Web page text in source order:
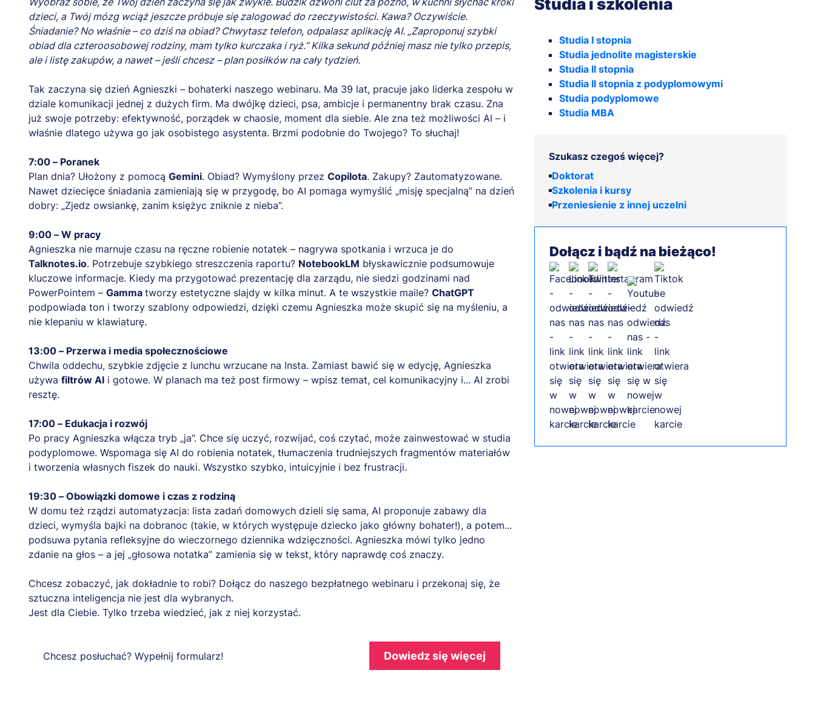
dzieci, a Twój mózg wciąż jeszcze próbuje się zalogować do rzeczywistości. Kawa? Oczywiście.
Śniadanie? No właśnie – co dziś na obiad? Chwytasz telefon, odpalasz aplikację AI. „Zaproponuj szybki
obiad dla czteroosobowej rodziny, mam tylko kurczaka i ryż.” Kilka sekund później masz nie tylko przepis,
ale i listę zakupów, a nawet – jeśli chcesz – plan posiłków na cały tydzień.
Tak zaczyna się dzień Agnieszki – bohaterki naszego webinaru. Ma 39 lat, pracuje jako liderka zespołu w
dziale komunikacji jednej z dużych firm. Ma dwójkę dzieci, psa, ambicje i permanentny brak czasu. Zna
już swoje potrzeby: efektywność, porządek w chaosie, moment dla siebie. Ale zna też możliwości AI – i
właśnie dlatego używa go jak osobistego asystenta. Brzmi podobnie do Twojego? To słuchaj!
7:00 – Poranek
Plan dnia? Ułożony z pomocą Gemini. Obiad? Wymyślony przez Copilota. Zakupy? Zautomatyzowane.
Nawet dziecięce śniadania zamieniają się w przygodę, bo AI pomaga wymyślić „misję specjalną” na dzień
dobry: „Zjedz owsiankę, zanim księżyc zniknie z nieba”.
9:00 – W pracy
Agnieszka nie marnuje czasu na ręczne robienie notatek – nagrywa spotkania i wrzuca je do
Talknotes.io. Potrzebuje szybkiego streszczenia raportu? NotebookLM błyskawicznie podsumowuje
kluczowe informacje. Kiedy ma przygotować prezentację dla zarządu, nie siedzi godzinami nad
PowerPointem – Gamma tworzy estetyczne slajdy w kilka minut. A te wszystkie maile? ChatGPT
podpowiada ton i tworzy szablony odpowiedzi, dzięki czemu Agnieszka może skupić się na myśleniu, a
nie klepaniu w klawiaturę.
13:00 – Przerwa i media społecznościowe
Chwila oddechu, szybkie zdjęcie z lunchu wrzucane na Insta. Zamiast bawić się w edycję, Agnieszka
używa filtrów AI i gotowe. W planach ma też post firmowy – wpisz temat, cel komunikacyjny i... AI zrobi
resztę.
17:00 – Edukacja i rozwój
Po pracy Agnieszka włącza tryb „ja”. Chce się uczyć, rozwijać, coś czytać, może zainwestować w studia
podyplomowe. Wspomaga się AI do robienia notatek, tłumaczenia trudniejszych fragmentów materiałów
i tworzenia własnych fiszek do nauki. Wszystko szybko, intuicyjnie i bez frustracji.
19:30 – Obowiązki domowe i czas z rodziną
W domu też rządzi automatyzacja: lista zadań domowych dzieli się sama, AI proponuje zabawy dla
dzieci, wymyśla bajki na dobranoc (takie, w których występuje dziecko jako główny bohater!), a potem...
podsuwa pytania refleksyjne do wieczornego dziennika wdzięczności. Agnieszka mówi tylko jedno
zdanie na głos – a jej „głosowa notatka” zamienia się w tekst, który naprawdę coś znaczy.
Chcesz zobaczyć, jak dokładnie to robi? Dołącz do naszego bezpłatnego webinaru i przekonaj się, że
sztuczna inteligencja nie jest dla wybranych.
Jest dla Ciebie. Tylko trzeba wiedzieć, jak z niej korzystać.
Chcesz posłuchać? Wypełnij formularz! Dowiedz się więcej
Studia i szkolenia
Studia I stopnia
Studia jednolite magisterskie
Studia II stopnia
Studia II stopnia z podyplomowymi
Studia podyplomowe
Studia MBA
Szukasz czegoś więcej?
Doktorat
Szkolenia i kursy
Przeniesienie z innej uczelni
Dołącz i bądź na bieżąco!